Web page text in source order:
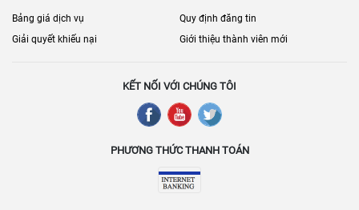
Bảng giá dịch vụ
Quy định đăng tin
Giải quyết khiếu nại
Giới thiệu thành viên mới
KẾT NỐI VỚI CHÚNG TÔI
PHƯƠNG THỨC THANH TOÁN